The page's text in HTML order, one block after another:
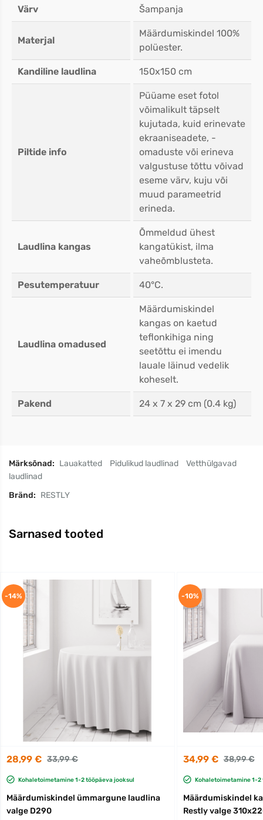
Värv Šampanja
Materjal
Määrdumiskindel 100%
polüester.
Kandiline laudlina 150x150 cm
Piltide info
Püüame eset fotol
võimalikult täpselt
kujutada, kuid erinevate
ekraaniseadete, -
omaduste või erineva
valgustuse tõttu võivad
eseme värv, kuju või
muud parameetrid
erineda.
Laudlina kangas
Õmmeldud ühest
kangatükist, ilma
vaheõmblusteta.
Pesutemperatuur 40°C.
Laudlina omadused
Määrdumiskindel
kangas on kaetud
teflonkihiga ning
seetõttu ei imendu
lauale läinud vedelik
koheselt.
Pakend 24 x 7 x 29 cm (0.4 kg)
Märksõnad: Lauakatted Pidulikud laudlinad
Vetthülgavad
laudlinad
Bränd: RESTLY
Sarnased tooted
28,99 € 33,99 €
Kohaletoimetamine 1-2 tööpäeva jooksul
Määrdumiskindel ümmargune laudlina
valge D290
-14%
34,99 € 38,99 €
Kohaletoimetamine 1-
Määrdumiskindel
Restly valge
-10%